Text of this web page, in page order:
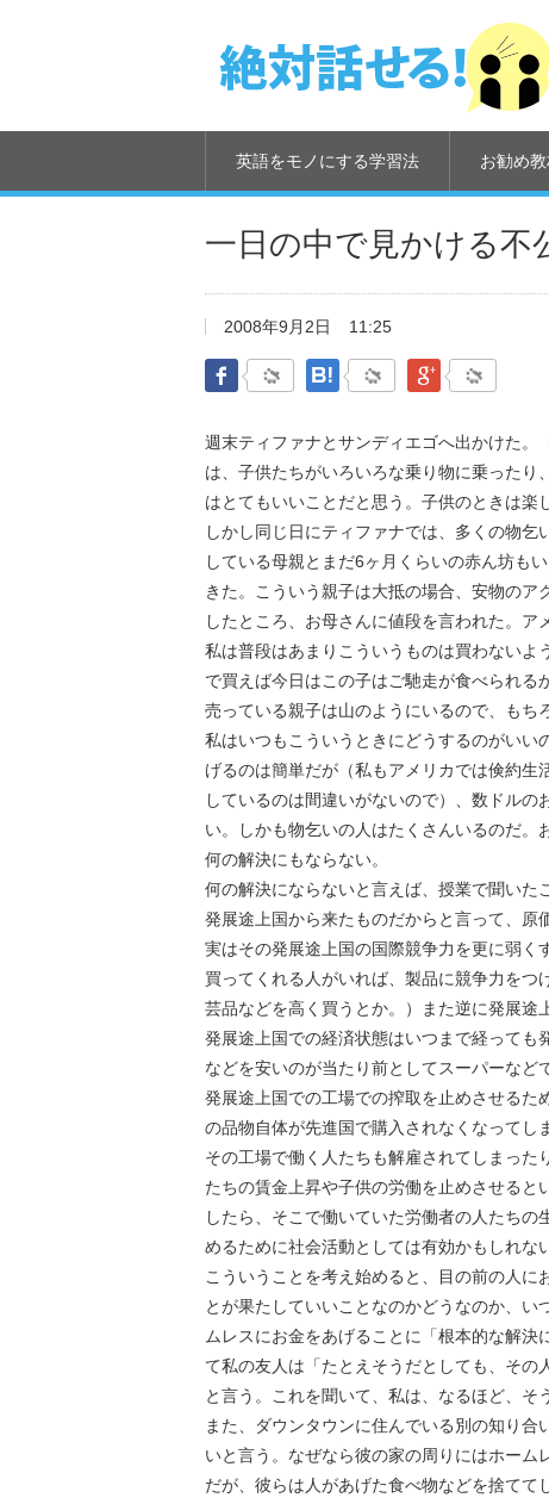
英語をモノにする学習法 お勧め
一日の中で見かける不
2008年9月2日 11:25
Facebook はてなブックマークGoogle Plus
週末ティファナとサンディエゴへ出かけた
は、子供たちがいろいろな乗り物に乗った
はとてもいいことだと思う。子供のときは楽
しかし同じ日にティファナでは、多くの物
している母親とまだ6ヶ月くらいの赤ん坊も
きた。こういう親子は大抵の場合、安物の
したところ、お母さんに値段を言われた。ア
私は普段はあまりこういうものは買わないよ
で買えば今日はこの子はご馳走が食べられ
売っている親子は山のようにいるので、もち
私はいつもこういうときにどうするのがいい
げるのは簡単だが（私もアメリカでは倹約
しているのは間違いがないので）、数ドル
い。しかも物乞いの人はたくさんいるのだ
何の解決にもならない。
何の解決にならないと言えば、授業で聞いた
発展途上国から来たものだからと言って、原
実はその発展途上国の国際競争力を更に弱く
買ってくれる人がいれば、製品に競争力を
芸品などを高く買うとか。）また逆に発展
発展途上国での経済状態はいつまで経って
などを安いのが当たり前としてスーパーなど
発展途上国での工場での搾取を止めさせるた
の品物自体が先進国で購入されなくなってし
その工場で働く人たちも解雇されてしまった
たちの賃金上昇や子供の労働を止めさせると
したら、そこで働いていた労働者の人たち
めるために社会活動としては有効かもしれな
こういうことを考え始めると、目の前の人に
とが果たしていいことなのかどうなのか、
ムレスにお金をあげることに「根本的な解
て私の友人は「たとえそうだとしても、その
と言う。これを聞いて、私は、なるほど、そ
また、ダウンタウンに住んでいる別の知り
いと言う。なぜなら彼の家の周りにはホー
だが、彼らは人があげた食べ物などを捨て